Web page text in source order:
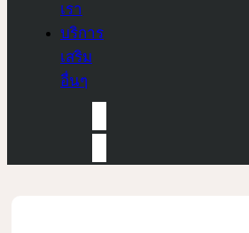
เรา
บริการ
เสริม
อื่นๆ